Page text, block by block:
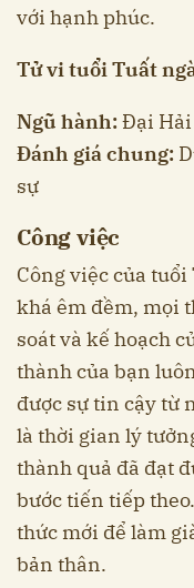
với hạnh phúc.
Tử vi tuổi Tuất
Ngũ hành:Đại
Đánh giá chung:
sự
Công việc
Công việc của
khá êm đềm, mọi
soát và kế hoạch
thành của bạn
được sự tin cậy từ
là thời gian lý
thành quả đã đạt
bước tiến tiếp
thức mới để làm
bản thân.